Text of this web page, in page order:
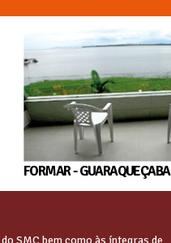
FORMAR - GUARAQUEÇABA
SMC bem como às íntegras de